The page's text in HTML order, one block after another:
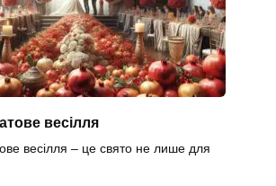
весілля
весілля – це свято не лише для